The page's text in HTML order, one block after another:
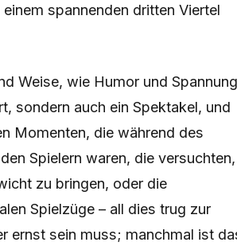
spannenden dritten Viertel
Weise, wie Humor und Spannung
sondern auch ein Spektakel, und
Momenten, die während des
Spielern waren, die versuchten,
zu bringen, oder die
Spielzüge – all dies trug zur
ernst sein muss; manchmal ist